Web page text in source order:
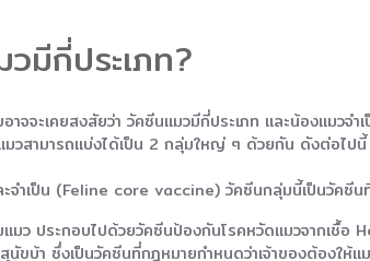
มีกี่ประเภท?
าจจะเคยสงสัยว่า วัคซีนแมวมีกี่ประเภท และน้องแมว
มวสามารถแบ่งได้เป็น 2 กลุ่มใหญ่ ๆ ด้วยกัน ดังต่อไปนี้
จำเป็น (Feline core vaccine) วัคซีนกลุ่มนี้เป็นวัคซี
มว ประกอบไปด้วยวัคซีนป้องกันโรคหวัดแมวจากเชื้อ
ขบ้า ซึ่งเป็นวัคซีนที่กฎหมายกำหนดว่าเจ้าของต้องให้